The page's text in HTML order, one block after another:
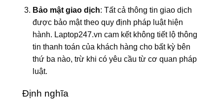
Bảo mật giao dịch: Tất cả thông tin giao dịch
được bảo mật theo quy định pháp luật hiện
hành. Laptop247.vn cam kết không tiết lộ thông
tin thanh toán của khách hàng cho bất kỳ bên
thứ ba nào, trừ khi có yêu cầu từ cơ quan pháp
luật.
Định nghĩa